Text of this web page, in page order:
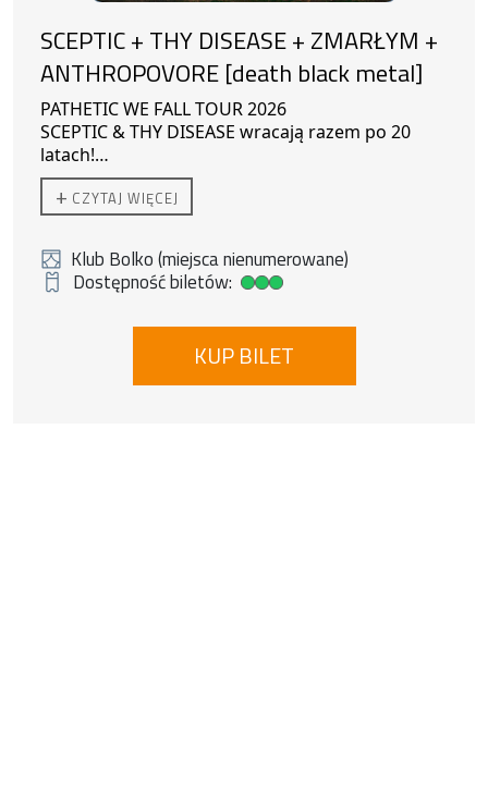
SCEPTIC + THY DISEASE + ZMARŁYM +
ANTHROPOVORE [death black metal]
PATHETIC WE FALL TOUR 2026
SCEPTIC & THY DISEASE wracają razem po 20
latach!
Gość Specjalny: ZMARŁYM
Support: ANTHROPOVORE
21/11/2026
ŚWIDNICA , Klub Bolko ŚOK – plac Grunwaldzki
+ CZYTAJ WIĘCEJ
Klub Bolko (miejsca nienumerowane)
Dostępność biletów:
Duża dostępność biletów
KUP BILET